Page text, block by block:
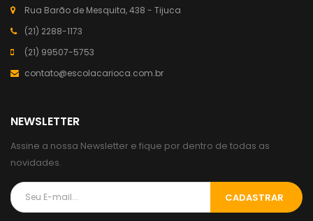
Rua Barão de Mesquita, 438 - Tijuca
(21) 2288-1173
(21) 99507-5753
contato@escolacarioca.com.br
NEWSLETTER
Assine a nossa Newsletter e fique por dentro de todas as
novidades.
CADASTRAR